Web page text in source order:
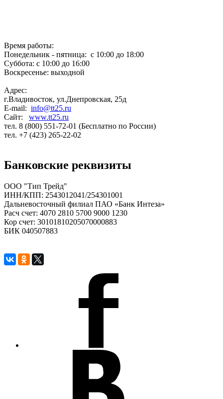
Время работы:
Понедельник - пятница: с 10:00 до 18:00
Суббота: с 10:00 до 16:00
Воскресенье: выходной
Адрес:
г.Владивосток, ул.Днепровская, 25д
E-mail: info@tt25.ru
Сайт: www.tt25.ru
тел. 8 (800) 551-72-01 (Бесплатно по России)
тел. +7 (423) 265-22-02
Банковские реквизиты
ООО "Тип Трейд"
ИНН/КПП: 2543012041/254301001
Дальневосточный филиал ПАО «Банк Интеза»
Расч счет: 4070 2810 5700 9000 1230
Кор счет: 30101810205070000883
БИК 040507883